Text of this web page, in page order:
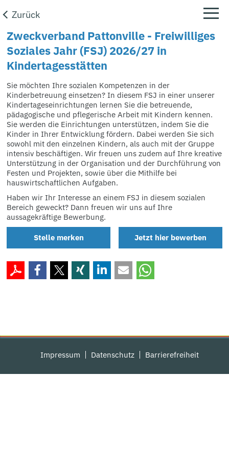
Zurück
Zweckverband Pattonville - Freiwilliges
Soziales Jahr (FSJ) 2026/27 in
Kindertagesstätten
Sie möchten Ihre sozialen Kompetenzen in der
Kinderbetreuung einsetzen? In diesem FSJ in einer unserer
Kindertageseinrichtungen lernen Sie die betreuende,
pädagogische und pflegerische Arbeit mit Kindern kennen.
Sie werden die Einrichtungen unterstützen, indem Sie die
Kinder in Ihrer Entwicklung fördern. Dabei werden Sie sich
sowohl mit den einzelnen Kindern, als auch mit der Gruppe
intensiv beschäftigen. Wir freuen uns zudem auf Ihre kreative
Unterstützung in der Organisation und der Durchführung von
Festen und Projekten, sowie über die Mithilfe bei
hauswirtschaftlichen Aufgaben.
Haben wir Ihr Interesse an einem FSJ in diesem sozialen
Bereich geweckt? Dann freuen wir uns auf Ihre
aussagekräftige Bewerbung.
Jetzt hier bewerben
Stelle merken
Impressum Datenschutz Barrierefreiheit